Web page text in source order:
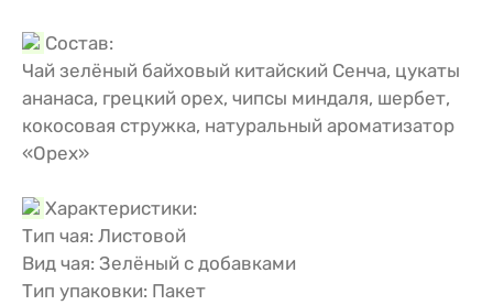
Состав:
Чай зелёный байховый китайский Сенча, цукаты
ананаса, грецкий орех, чипсы миндаля, шербет,
кокосовая стружка, натуральный ароматизатор
«Орех»
Характеристики:
Тип чая: Листовой
Вид чая: Зелёный с добавками
Тип упаковки: Пакет